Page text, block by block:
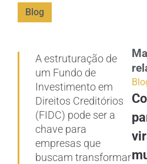
Blog
A estruturação de
um Fundo de
Investimento em
Direitos Creditórios
(FIDC) pode ser a
chave para
empresas que
buscam transformar